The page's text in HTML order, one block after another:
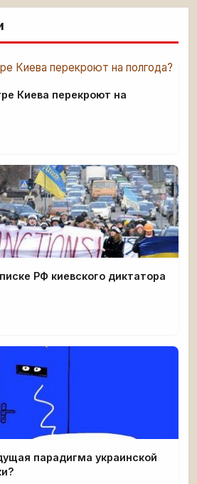
Киева перекроют на
РФ киевского диктатора
парадигма украинской